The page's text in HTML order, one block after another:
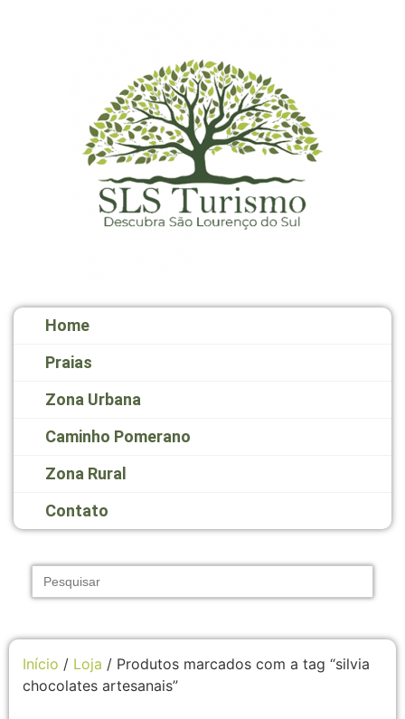
Home
Praias
Zona Urbana
Caminho Pomerano
Zona Rural
Contato
Search
for:
Início / Loja / Produtos marcados com a tag “silvia
chocolates artesanais”